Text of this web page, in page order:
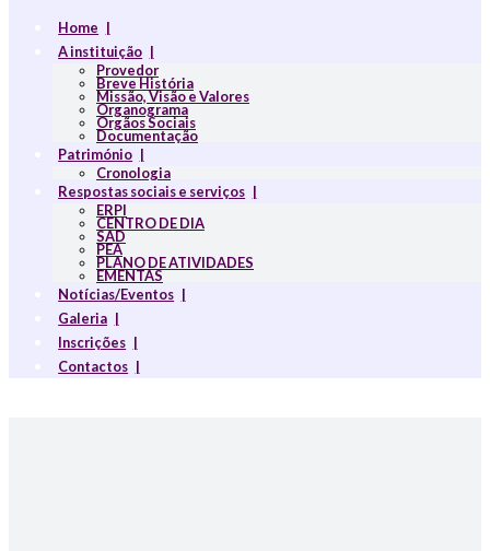
Home
A instituição
Provedor
Breve História
Missão, Visão e Valores
Organograma
Orgãos Sociais
Documentação
Património
Cronologia
Respostas sociais e serviços
ERPI
CENTRO DE DIA
SAD
PEA
PLANO DE ATIVIDADES
EMENTAS
Notícias/Eventos
Galeria
Inscrições
Contactos